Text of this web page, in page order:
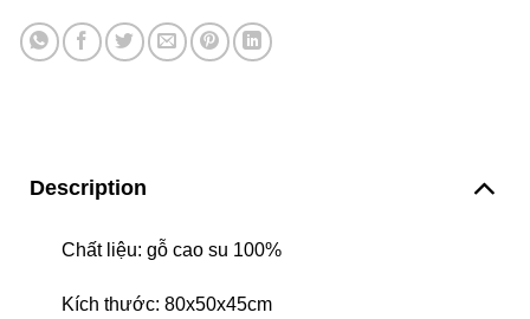
Description
Chất liệu: gỗ cao su 100%
Kích thước: 80x50x45cm